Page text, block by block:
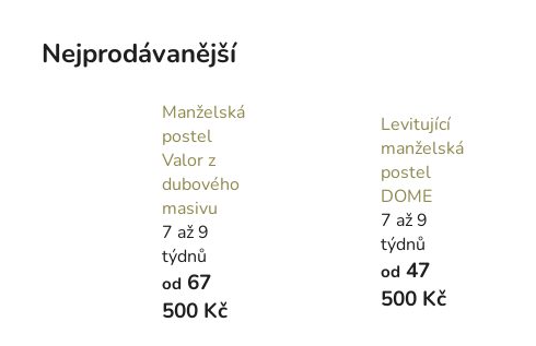
Nejprodávanější
Manželská
postel
Valor z
dubového
masivu
7 až 9
týdnů
od 67
500 Kč
Levitující
manželská
postel
DOME
7 až 9
týdnů
od47
500 Kč